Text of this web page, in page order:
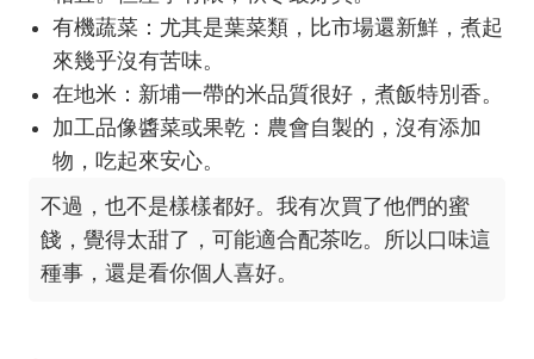
有機蔬菜：尤其是葉菜類，比市場還新鮮，煮起
來幾乎沒有苦味。
在地米：新埔一帶的米品質很好，煮飯特別香。
加工品像醬菜或果乾：農會自製的，沒有添加
物，吃起來安心。
不過，也不是樣樣都好。我有次買了他們的蜜
餞，覺得太甜了，可能適合配茶吃。所以口味這
種事，還是看你個人喜好。